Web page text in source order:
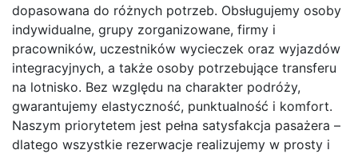
dopasowana do różnych potrzeb. Obsługujemy osoby
indywidualne, grupy zorganizowane, firmy i
pracowników, uczestników wycieczek oraz wyjazdów
integracyjnych, a także osoby potrzebujące transferu
na lotnisko. Bez względu na charakter podróży,
gwarantujemy elastyczność, punktualność i komfort.
Naszym priorytetem jest pełna satysfakcja pasażera –
dlatego wszystkie rezerwacje realizujemy w prosty i